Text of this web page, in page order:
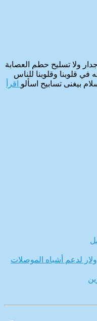
جدار ولا تسليح حطم العصابة
قلوبنا وقلوبنا للناس
بيغنى تسابيح اسألو اقرأ
تخصص 19 مليار دولار لدعم أشباه الموصلات